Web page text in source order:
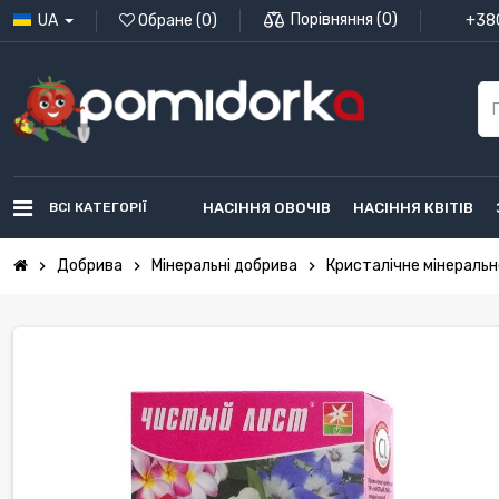
UA Обране (0) Порівняння (0)
ВСІ КАТЕГОРІЇ НАСІННЯ ОВОЧІВ НАСІННЯ КВІТІВ
chevron_right Добрива chevron_right Мінеральні добрива chevron_right Кристалічне